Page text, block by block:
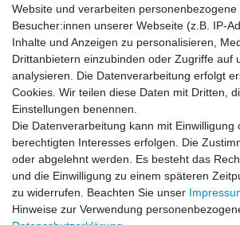
Abonnieren
** Hierbei
Zahlung und Versand
Website und verarbeiten personenbezogene
Besucher:innen unserer Webseite (z.B. IP-
Inhalte und Anzeigen zu personalisieren,
Drittanbietern einzubinden oder Zugriffe auf
analysieren. Die Datenverarbeitung erfolgt
Cookies. Wir teilen diese Daten mit Dritten,
Einstellungen benennen.
Die Datenverarbeitung kann mit Einwilligung
berechtigten Interesses erfolgen. Die
oder abgelehnt werden. Es besteht das
und die Einwilligung zu einem späteren
zu widerrufen. Beachten Sie unser
Hinweise zur Verwendung